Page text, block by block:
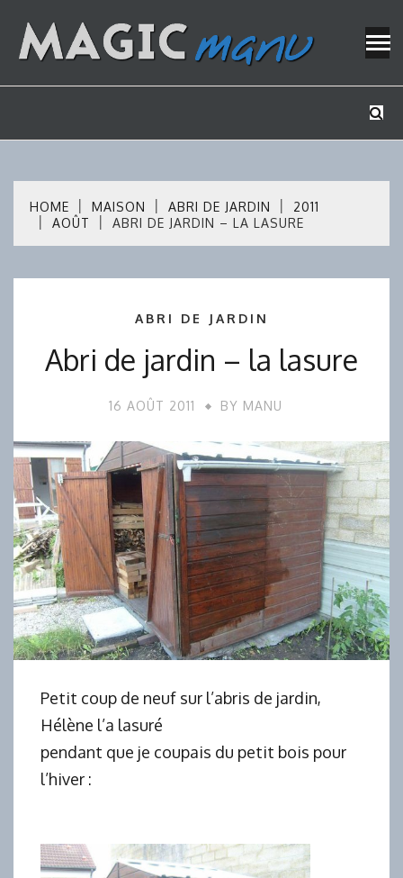
content
HOME MAISON ABRI DE JARDIN
2011
AOÛT
ABRI DE JARDIN – LA LASURE
ABRI DE JARDIN
Abri de jardin – la lasure
16 AOÛT 2011 BY MANU
Petit coup de neuf sur l’abris de jardin,
Hélène l’a lasuré
pendant que je coupais du petit bois pour
l’hiver :